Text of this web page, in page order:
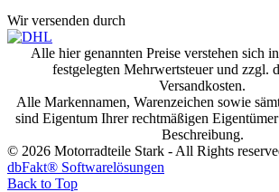
Wir versenden durch
Alle hier genannten Preise verstehen sich
festgelegten Mehrwertsteuer und zzgl.
Versandkosten.
Alle Markennamen, Warenzeichen sowie
sind Eigentum Ihrer rechtmäßigen
Beschreibung.
© 2026 Motorradteile Stark - All Rights
dbFakt® Softwarelösungen
Back to Top